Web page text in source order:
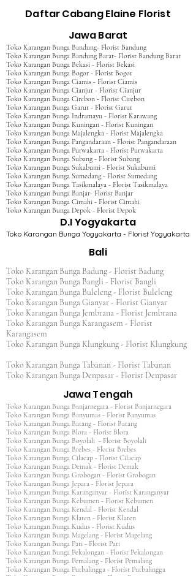
Daftar Cabang Elaine Florist
Jawa Barat
Toko Karangan Bunga Bandung- Florist Bandung
Toko Karangan Bunga Bandung Barat- Florist Bandung Barat
Toko Karangan Bunga Bekasi - Florist Bekasi
Toko Karangan Bunga Bogor - Florist Bogor
Toko Karangan Bunga Ciamis - Florist Ciamis
Toko Karangan Bunga Cianjur - Florist Cianjur
Toko Karangan Bunga Cirebon - Florist Cirebon
Toko Karangan Bunga Garut - Florist Garut
Toko Karangan Bunga Indramayu - Florist Karawang
Toko Karangan Bunga Kuningan - Florist Kuningan
Toko Karangan Bunga Majalengka - Florist Majalengka
Toko Karangan Bunga Pangandaraan - Florist Pangandaraan
Toko Karangan Bunga Purwakarta - Florist Purwakarta
Toko Karangan Bunga Subang - Florist Subang
Toko Karangan Bunga Sukabumi - Florist Sukabumi
Toko Karangan Bunga Sumedang - Florist Sumedang
Toko Karangan Bunga Tasikmalaya - Florist Tasikmalaya
Toko Karangan Bunga Banjar- Florist Banjar
Toko Karangan Bunga Cimahi - Florist Cimahi
Toko Karangan Bunga Depok - Florist Depok
D.I Yogyakarta
Toko Karangan Bunga Yogyakarta - Florist Yogyakarta
Bali
Toko Karangan Bunga Badung - Florist Badung
Toko Karangan Bunga Bangli - Florist Bangli
Toko Karangan Bunga Buleleng - Florist Buleleng
Toko Karangan Bunga Gianyar - Florist Gianyar
Toko Karangan Bunga Jembrana - Florist Jembrana
Toko Karangan Bunga Karangasem - Florist
Karangasem
Toko Karangan Bunga Klungkung - Florist Klungkung
Toko Karangan Bunga Tabanan - Florist Tabanan
Toko Karangan Bunga Denpasar - Florist Denpasar
Jawa Tengah
Toko Karangan Bunga Banjarnegara - Florist Banjarnegara
Toko Karangan Bunga Banyumas - Florist Banyumas
Toko Karangan Bunga Batang - Florist Batang
Toko Karangan Bunga Blora - Florist Blora
Toko Karangan Bunga Boyolali - Florist Boyolali
Toko Karangan Bunga Brebes - Florist Brebes
Toko Karangan Bunga Cilacap - Florist Cilacap
Toko Karangan Bunga Demak - Florist Demak
Toko Karangan Bunga Grobogan - Florist Grobogan
Toko Karangan Bunga Jepara - Florist Jepara
Toko Karangan Bunga Karanganyar - Florist Karanganyar
Toko Karangan Bunga Kebumen - Florist Kebumen
Toko Karangan Bunga Kendal - Florist Kendal
Toko Karangan Bunga Klaten - Florist Klaten
Toko Karangan Bunga Kudus - Florist Kudus
Toko Karangan Bunga Magelang - Florist Magelang
Toko Karangan Bunga Pati - Florist Pati
Toko Karangan Bunga Pekalongan - Florist Pekalongan
Toko Karangan Bunga Pemalang - Florist Pemalang
Toko Karangan Bunga Purbalingga - Florist Purbalingga